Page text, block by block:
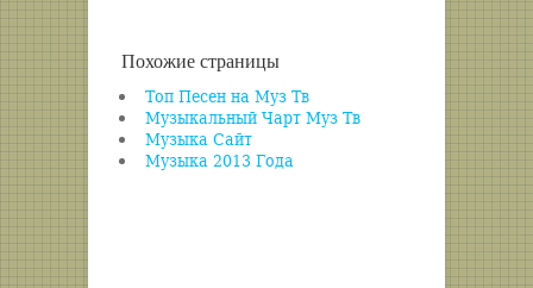
Похожие страницы
Топ Песен на Муз Тв
Музыкальный Чарт Муз Тв
Музыка Сайт
Музыка 2013 Года